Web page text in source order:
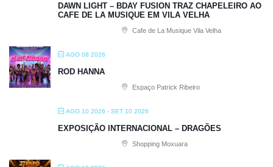
DAWN LIGHT – BDAY FUSION TRAZ CHAPELEIRO AO
CAFE DE LA MUSIQUE EM VILA VELHA
Cafe de La Musique Vila Velha
AGO 08 2026
ROD HANNA
Espaço Patrick Ribeiro
AGO 10 2026 - SET 10 2026
EXPOSIÇÃO INTERNACIONAL – DRAGÕES
Shopping Moxuara